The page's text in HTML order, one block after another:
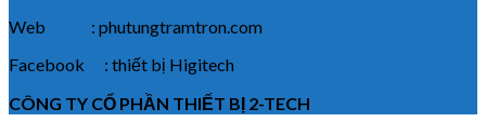
Web : phutungtramtron.com
Facebook : thiết bị Higitech
CÔNG TY CỔ PHẦN THIẾT BỊ 2-TECH